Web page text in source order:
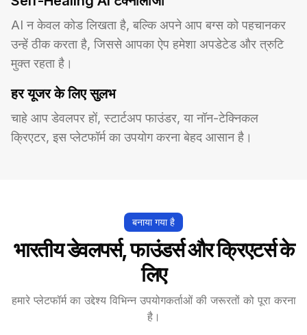
AI न केवल कोड लिखता है, बल्कि अपने आप बग्स को पहचानकर
उन्हें ठीक करता है, जिससे आपका ऐप हमेशा अपडेटेड और त्रुटि
मुक्त रहता है।
हर यूजर के लिए सुलभ
चाहे आप डेवलपर हों, स्टार्टअप फाउंडर, या नॉन-टेक्निकल
क्रिएटर, इस प्लेटफॉर्म का उपयोग करना बेहद आसान है।
बनाया गया है
भारतीय डेवलपर्स, फाउंडर्स और क्रिएटर्स के
लिए
हमारे प्लेटफॉर्म का उद्देश्य विभिन्न उपयोगकर्ताओं की जरूरतों को पूरा करना
है।